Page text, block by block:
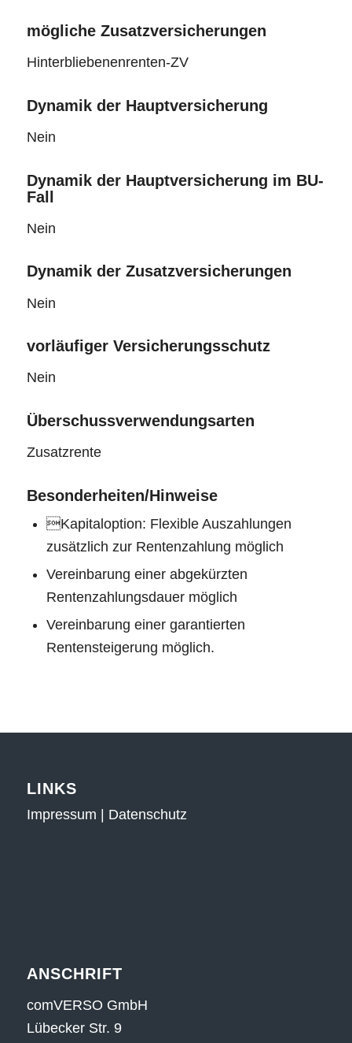
mögliche Zusatzversicherungen
Hinterbliebenenrenten-ZV
Dynamik der Hauptversicherung
Nein
Dynamik der Hauptversicherung im BU-
Fall
Nein
Dynamik der Zusatzversicherungen
Nein
vorläufiger Versicherungsschutz
Nein
Überschussverwendungsarten
Zusatzrente
Besonderheiten/Hinweise
Kapitaloption: Flexible Auszahlungen
zusätzlich zur Rentenzahlung möglich
Vereinbarung einer abgekürzten
Rentenzahlungsdauer möglich
Vereinbarung einer garantierten
Rentensteigerung möglich.
LINKS
Impressum Datenschutz
ANSCHRIFT
comVERSO GmbH
Lübecker Str. 9